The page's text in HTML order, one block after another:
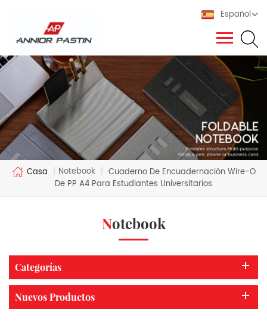
Español
Casa | Notebook | Cuaderno De Encuadernación Wire-O
De PP A4 Para Estudiantes Universitarios
Notebook
Categorías
Nuevos Productos